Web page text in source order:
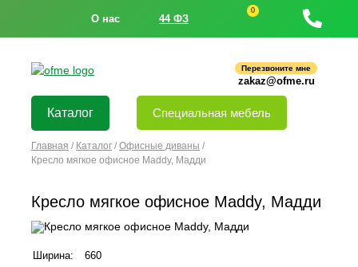
О нас 44 ФЗ
0
Перезвоните мне
zakaz@ofme.ru
Каталог Специальная мебель
Главная / Каталог / Офисные диваны /
Кресло мягкое офисное Maddy, Мадди
Кресло мягкое офисное Maddy, Мадди
Ширина:
660